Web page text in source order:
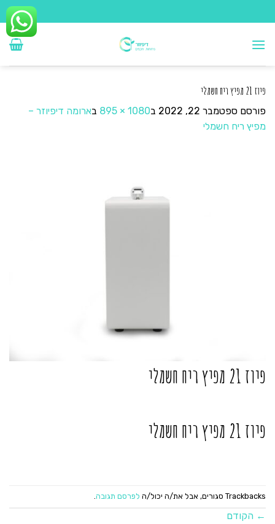
to
content
פיוז 21 מפיץ ריח חשמלי
פורסם ספטמבר 22, 2022 ב1080 × 895 בארומה דיפיוזר –
מפיץ ריח חשמלי
פיוז 21 מפיץ ריח חשמלי
פיוז 21 מפיץ ריח חשמלי
Trackbacks סגורים, אבל את/ה יכול/ה לפרסם תגובה
← הקודם